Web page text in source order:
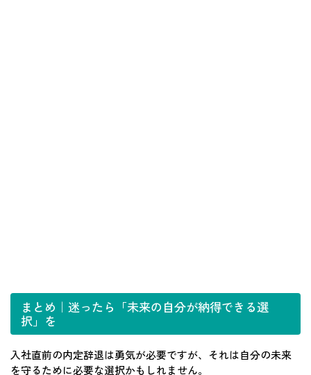
まとめ｜迷ったら「未来の自分が納得できる選
択」を
入社直前の内定辞退は勇気が必要ですが、それは自分の未来
を守るために必要な選択かもしれません。